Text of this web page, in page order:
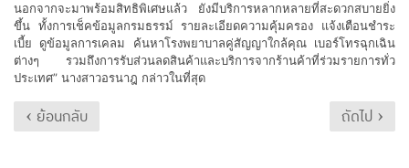
นอกจากจะมาพร้อมสิทธิพิเศษแล้ว ยังมีบริการหลากหลายที่สะดวกสบายยิ่ง
ขึ้น ทั้งการเช็คข้อมูลกรมธรรม์ รายละเอียดความคุ้มครอง แจ้งเตือนชำระ
เบี้ย ดูข้อมูลการเคลม ค้นหาโรงพยาบาลคู่สัญญาใกล้คุณ เบอร์โทรฉุกเฉิน
ต่างๆ รวมถึงการรับส่วนลดสินค้าและบริการจากร้านค้าที่ร่วมรายการทั่ว
ประเทศ” นางสาวอรนาฎ กล่าวในที่สุด
‹ ย้อนกลับ ถัดไป ›